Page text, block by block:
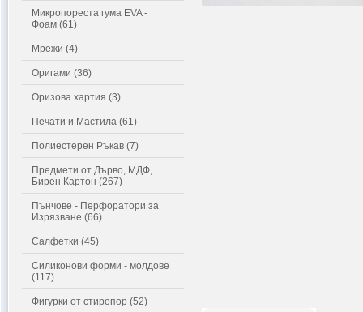
Микропореста гума EVA -
Фоам (61)
Мрежи (4)
Оригами (36)
Оризова хартия (3)
Печати и Мастила (61)
Полиестерен Ръкав (7)
Предмети от Дърво, МДФ,
Бирен Картон (267)
Пънчове - Перфоратори за
Изрязване (66)
Салфетки (45)
Силиконови форми - молдове
(117)
Фигурки от стиропор (52)